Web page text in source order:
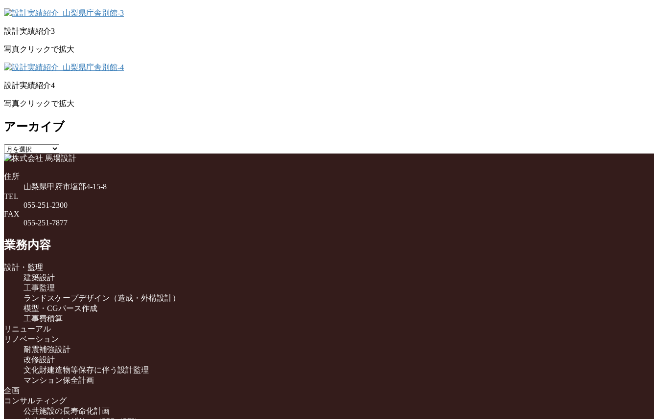
設計実績紹介3
写真クリックで拡大
設計実績紹介4
写真クリックで拡大
アーカイブ
ア
ー
イ
住所
山梨県甲府市塩部4-15-8
TEL
055-251-2300
FAX
055-251-7877
業務内容
設計・監理
建築設計
工事監理
ランドスケープデザイン（造成・外構設計）
模型・CGパース作成
工事費積算
リニューアル
リノベーション
耐震補強設計
改修設計
文化財建造物等保存に伴う設計監理
マンション保全計画
企画
コンサルティング
公共施設の長寿命化計画